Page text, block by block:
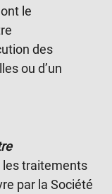
le
des
ou d’un
les traitements
par la Société